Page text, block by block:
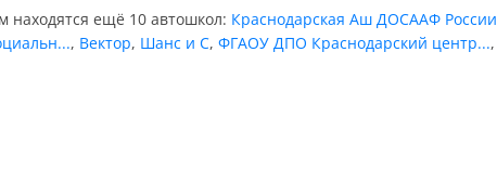
находятся ещё 10 автошкол: Краснодарская Аш ДОСААФ России
, Вектор, Шанс и С, ФГАОУ ДПО Краснодарский центр...,